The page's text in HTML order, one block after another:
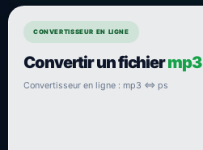
CONVERTISSEUR EN LIGNE
Convertir un fichiermp3
Convertisseur en ligne : mp3 ⇔ ps